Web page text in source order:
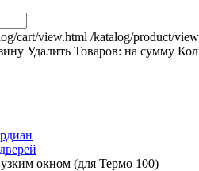
cart/view.html /katalog/product/
Удалить Товаров: на сумму
окном (для Термо 100)